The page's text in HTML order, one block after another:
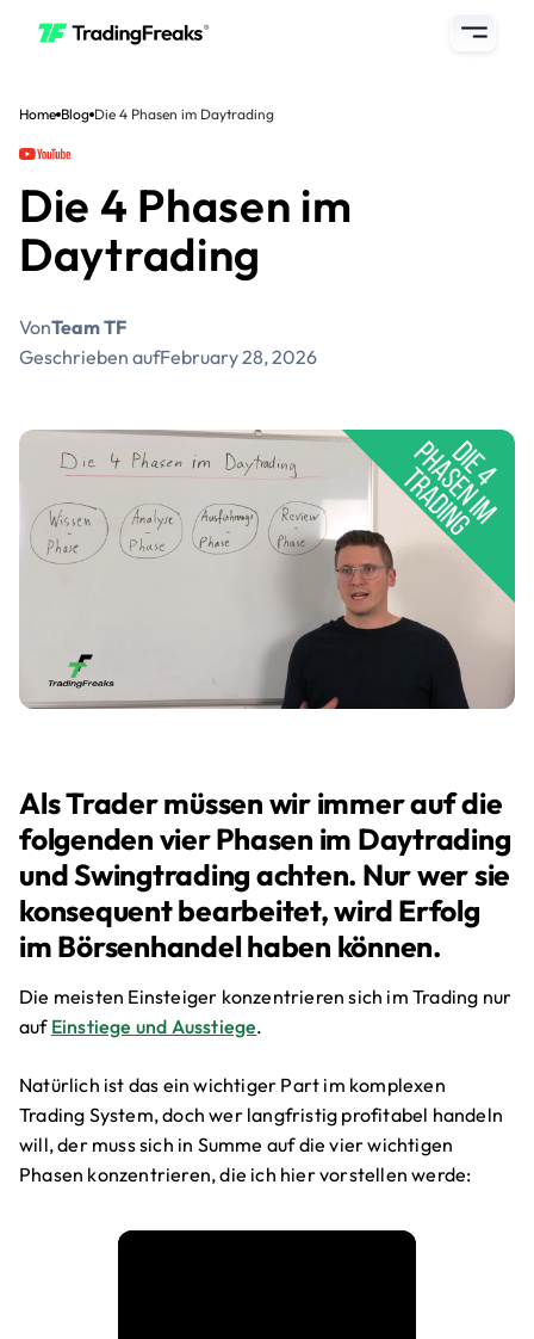
Home Blog Die 4 Phasen im Daytrading
Die 4 Phasen im
Daytrading
VonTeam TF
Geschrieben aufFebruary 28, 2026
Als Trader müssen wir immer auf die
folgenden vier Phasen im Daytrading
und Swingtrading achten. Nur wer sie
konsequent bearbeitet, wird Erfolg
im Börsenhandel haben können.
Die meisten Einsteiger konzentrieren sich im Trading nur
auf Einstiege und Ausstiege.
Natürlich ist das ein wichtiger Part im komplexen
Trading System, doch wer langfristig profitabel handeln
will, der muss sich in Summe auf die vier wichtigen
Phasen konzentrieren, die ich hier vorstellen werde: